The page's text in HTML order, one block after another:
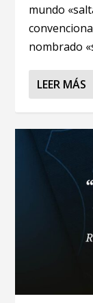
mundo
nombrado
LEER MÁS